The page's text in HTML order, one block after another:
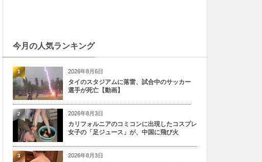
今月の人気ランキング
2026年8月6日
タイのスタジアムに落雷、試合中のサッカー
選手が死亡【動画】
1
2026年8月3日
カリフォルニアのコミコンに出現したコスプレ
女子の「足ジュース」が、中国に飛び火
2
2026年8月3日
3